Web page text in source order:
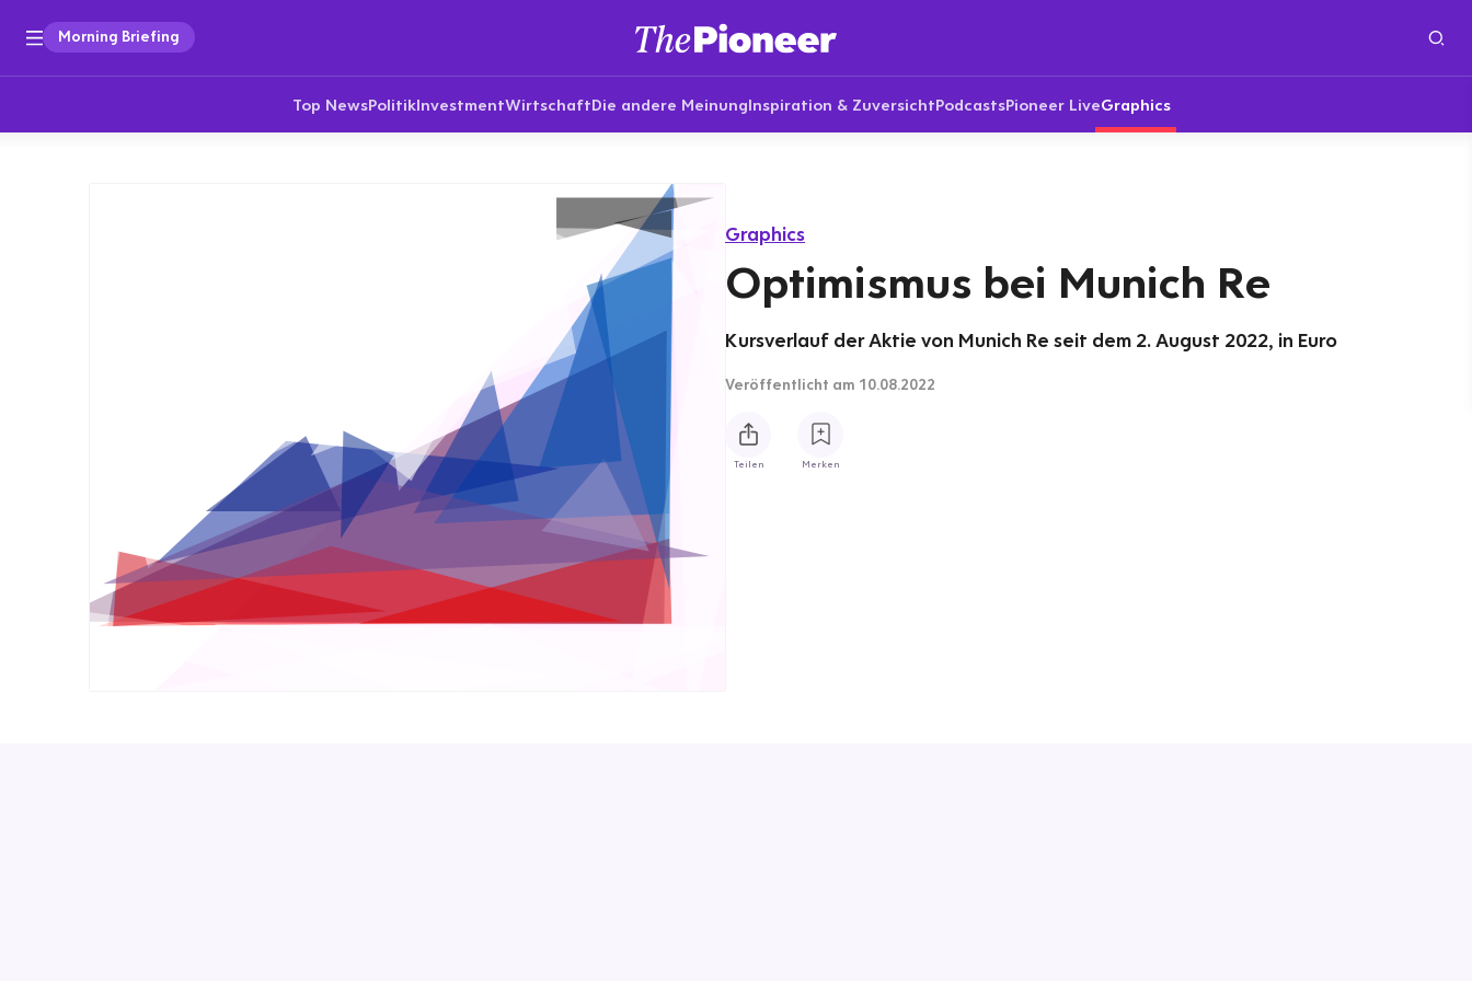
Morning Briefing
Top NewsPolitikInvestmentWirtschaftDie andere MeinungInspiration & ZuversichtPodcastsPioneer LiveGraphics
Graphics
Optimismus bei Munich Re
Kursverlauf der Aktie von Munich Re seit dem 2. August 2022, in Euro
Veröffentlicht am 10.08.2022
Teilen Merken